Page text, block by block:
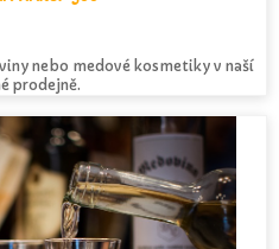
nebo medové kosmetiky v naší
prodejně.